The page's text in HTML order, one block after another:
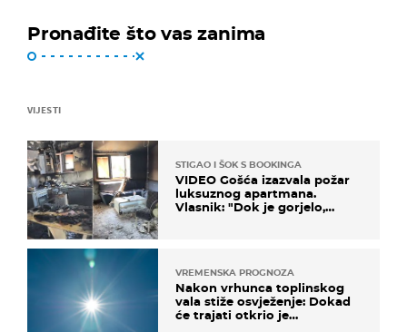
Pronađite što vas zanima
VIJESTI
STIGAO I ŠOK S BOOKINGA
VIDEO Gošća izazvala požar
luksuznog apartmana.
Vlasnik: "Dok je gorjelo,
VREMENSKA PROGNOZA
Nakon vrhunca toplinskog
vala stiže osvježenje: Dokad
će trajati otkrio je